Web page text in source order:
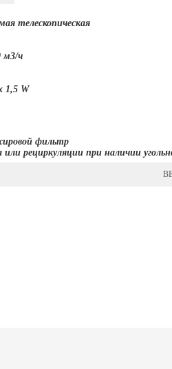
телескопическая
м3/ч
1,5 W
фильтр
рециркуляции при наличии